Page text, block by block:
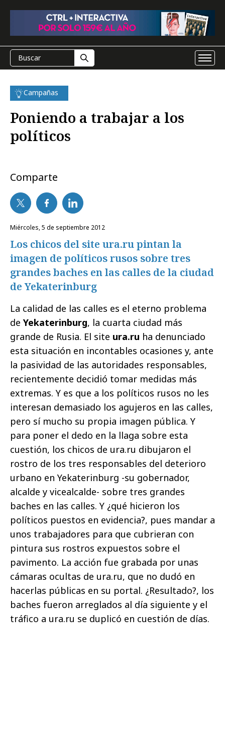
Campañas
Poniendo a trabajar a los
políticos
Comparte
miércoles, 5 de septiembre 2012
Los chicos del site ura.ru pintan la
imagen de políticos rusos sobre tres
grandes baches en las calles de la ciudad
de Yekaterinburg
La calidad de las calles es el eterno problema
de Yekaterinburg, la cuarta ciudad más
grande de Rusia. El site ura.ru ha denunciado
esta situación en incontables ocasiones y, ante
la pasividad de las autoridades responsables,
recientemente decidió tomar medidas más
extremas. Y es que a los políticos rusos no les
interesan demasiado los agujeros en las calles,
pero sí mucho su propia imagen pública. Y
para poner el dedo en la llaga sobre esta
cuestión, los chicos de ura.ru dibujaron el
rostro de los tres responsables del deterioro
urbano en Yekaterinburg -su gobernador,
alcalde y vicealcalde- sobre tres grandes
baches en las calles. Y ¿qué hicieron los
políticos puestos en evidencia?, pues mandar a
unos trabajadores para que cubrieran con
pintura sus rostros expuestos sobre el
pavimento. La acción fue grabada por unas
cámaras ocultas de ura.ru, que no dudó en
hacerlas públicas en su portal. ¿Resultado?, los
baches fueron arreglados al día siguiente y el
tráfico a ura.ru se duplicó en cuestión de días.